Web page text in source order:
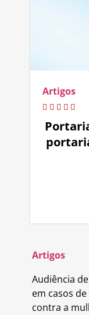
Artigos
Artigos
Audiência
em casos
contra a